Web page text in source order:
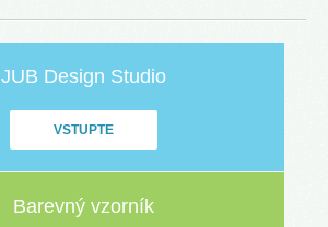
JUB Design Studio
VSTUPTE
Barevný vzorník